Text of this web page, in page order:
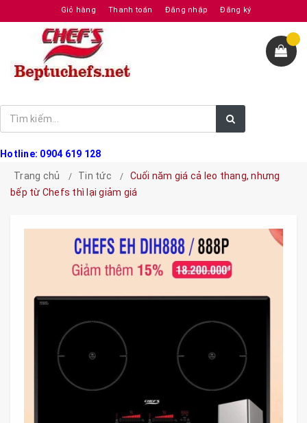
Giỏ hàng Thanh toán Đăng nhập Đăng ký
Hotline: 0904 619 128
Trang chủ
Tin tức
Cuối năm giá cả leo thang, nhưng
bếp từ Chefs thì lại giảm giá